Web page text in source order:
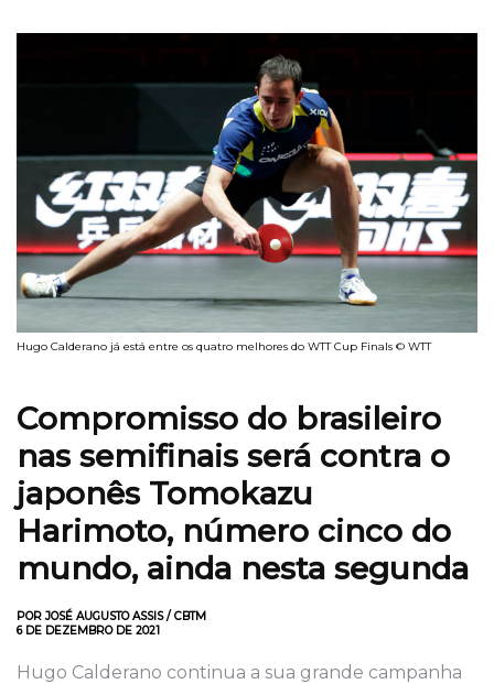
Hugo Calderano já está entre os quatro melhores do WTT Cup Finals © WTT
Compromisso do brasileiro
nas semifinais será contra o
japonês Tomokazu
Harimoto, número cinco do
mundo, ainda nesta segunda
POR JOSÉ AUGUSTO ASSIS / CBTM
6 DE DEZEMBRO DE 2021
Hugo Calderano continua a sua grande campanha